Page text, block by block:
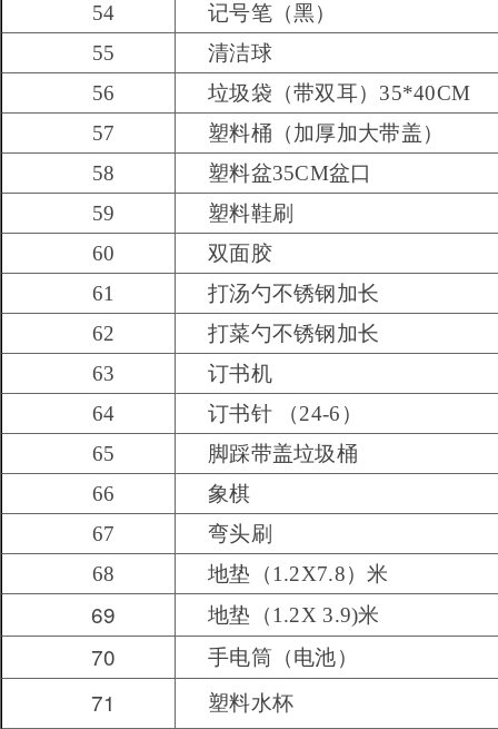
54
记号笔（黑）
55
清洁球
56
垃圾袋（带双耳）35*40CM
57
塑料桶（加厚加大带盖）
58
塑料盆35CM盆口
59
塑料鞋刷
60
双面胶
61
打汤勺不锈钢加长
62
打菜勺不锈钢加长
63
订书机
64
订书针 （24-6）
65
脚踩带盖垃圾桶
66
象棋
67
弯头刷
68
地垫（1.2X7.8）米
69 地垫（1.2X 3.9)米
70 手电筒（电池）
71 塑料水杯